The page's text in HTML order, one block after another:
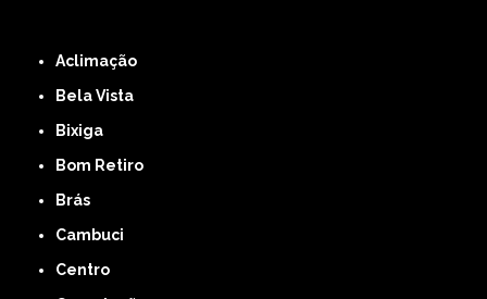
Aclimação
Bela Vista
Bixiga
Bom Retiro
Brás
Cambuci
Centro